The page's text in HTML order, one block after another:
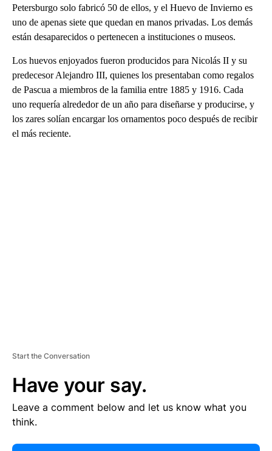
Petersburgo solo fabricó 50 de ellos, y el Huevo de Invierno es
uno de apenas siete que quedan en manos privadas. Los demás
están desaparecidos o pertenecen a instituciones o museos.
Los huevos enjoyados fueron producidos para Nicolás II y su
predecesor Alejandro III, quienes los presentaban como regalos
de Pascua a miembros de la familia entre 1885 y 1916. Cada
uno requería alrededor de un año para diseñarse y producirse, y
los zares solían encargar los ornamentos poco después de recibir
el más reciente.
Start the Conversation
Have your say.
Leave a comment below and let us know what you
think.